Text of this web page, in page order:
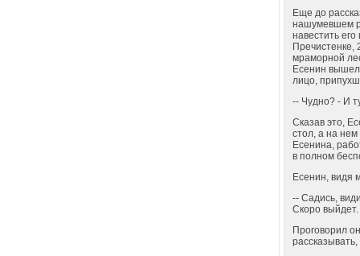
Еще до
нашумевшем
навестить
мраморной
Есенин вышел
лицо,
-- Чудно? - И
Сказав это,
стол, а на нем
Есенина,
в полном
Есенин, видя
-- Садись,
Скоро выйдет.
Проговорил